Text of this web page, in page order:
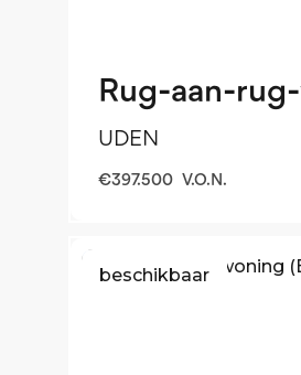
Rug-aan-
UDEN
€397.500 V.O.N.
beschikbaar